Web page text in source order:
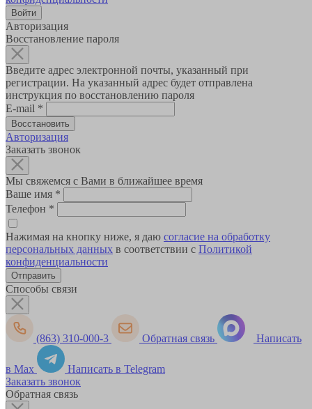
Авторизация
Восстановление пароля
Введите адрес электронной почты, указанный при
регистрации. На указанный адрес будет отправлена
инструкция по восстановлению пароля
E-mail *
Авторизация
Заказать звонок
Мы свяжемся с Вами в ближайшее время
Ваше имя *
Телефон *
Нажимая на кнопку ниже, я даю согласие на обработку
персональных данных в соответствии с Политикой
конфиденциальности
Способы связи
(863) 310-000-3 Обратная связь Написать
в Max
Написать в Telegram
Заказать звонок
Обратная связь